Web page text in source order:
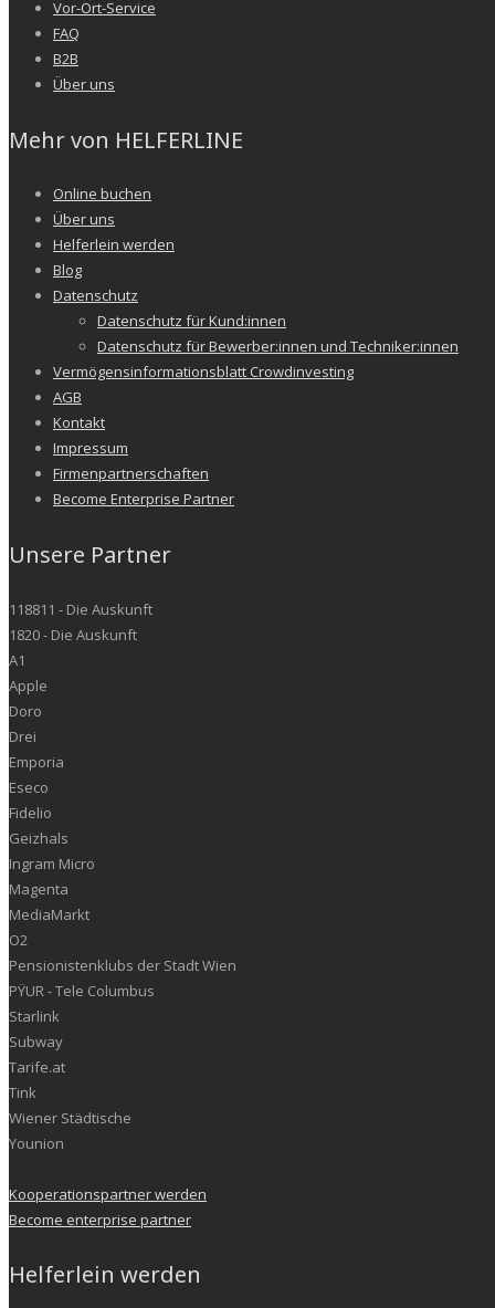
Vor-Ort-Service
FAQ
B2B
Über uns
Mehr von HELFERLINE
Online buchen
Über uns
Helferlein werden
Blog
Datenschutz
Datenschutz für Kund:innen
Datenschutz für Bewerber:innen und Techniker:innen
Vermögensinformationsblatt Crowdinvesting
AGB
Kontakt
Impressum
Firmenpartnerschaften
Become Enterprise Partner
Unsere Partner
118811 - Die Auskunft
1820 - Die Auskunft
A1
Apple
Doro
Drei
Emporia
Eseco
Fidelio
Geizhals
Ingram Micro
Magenta
MediaMarkt
O2
Pensionistenklubs der Stadt Wien
PŸUR - Tele Columbus
Starlink
Subway
Tarife.at
Tink
Wiener Städtische
Younion
Kooperationspartner werden
Become enterprise partner
Helferlein werden